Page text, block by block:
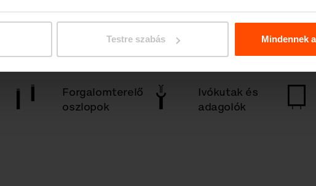
Testre szabás Mindennek
Fedett
kerékpártárolók
Köztéri asztal
Forgalomterelő
oszlopok
Ivókutak és
adagolók